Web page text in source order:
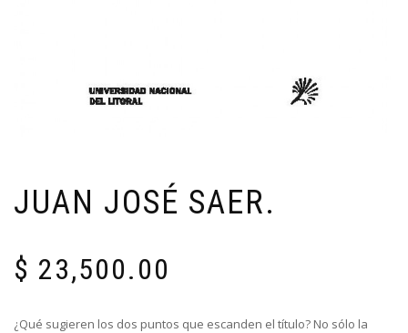
JUAN JOSÉ SAER.
$ 23,500.00
¿Qué sugieren los dos puntos que escanden el título? No sólo la